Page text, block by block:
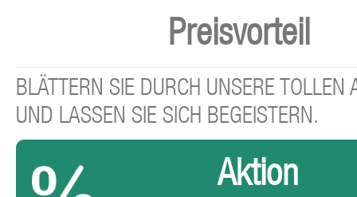
Preisvorteil
BLÄTTERN SIE DURCH UNSERE TOLLEN
UND LASSEN SIE SICH BEGEISTERN.
Aktion